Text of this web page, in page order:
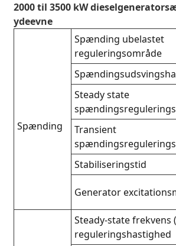
2000 til 3500 kW
ydeevne
Spænding
Spænding ubelastet
reguleringsområde
Steady state
Transient
Stabiliseringstid
Generator
Steady-state frekvens
reguleringshastighed